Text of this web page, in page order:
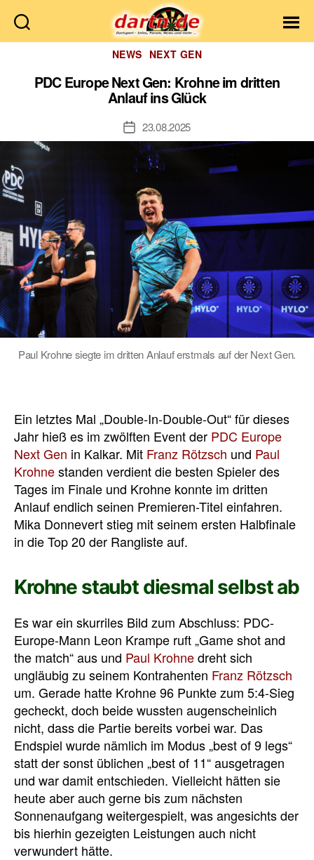
Dartn.de
Kategorien
NEWS NEXT GEN
PDC Europe Next Gen: Krohne im dritten
Anlauf ins Glück
Veröffentlichungsdatum
23.08.2025
Paul Krohne siegte im dritten Anlauf erstmals auf der Next Gen.
Ein letztes Mal „Double-In-Double-Out“ für dieses
Jahr hieß es im zwölften Event der PDC Europe
Next Gen in Kalkar. Mit Franz Rötzsch und Paul
Krohnestanden verdient die besten Spieler des
Tages im Finale und Krohne konnte im dritten
Anlauf endlich seinen Premieren-Titel einfahren.
Mika Donnevert stieg mit seinem ersten Halbfinale
in die Top 20 der Rangliste auf.
Krohne staubt diesmal selbst ab
Es war ein skurriles Bild zum Abschluss: PDC-
Europe-Mann Leon Krampe ruft „Game shot and
the match“ aus und Paul Krohnedreht sich
ungläubig zu seinem Kontrahenten Franz Rötzsch
um. Gerade hatte Krohne 96 Punkte zum 5:4-Sieg
gecheckt, doch beide wussten augenscheinlich
nicht, dass die Partie bereits vorbei war. Das
Endspiel wurde nämlich im Modus „best of 9 legs“
statt der sonst üblichen „best of 11“ ausgetragen
und war damit entschieden. Vielleicht hätten sie
heute aber auch gerne bis zum nächsten
Sonnenaufgang weitergespielt, was angesichts der
bis hierhin gezeigten Leistungen auch nicht
verwundert hätte.